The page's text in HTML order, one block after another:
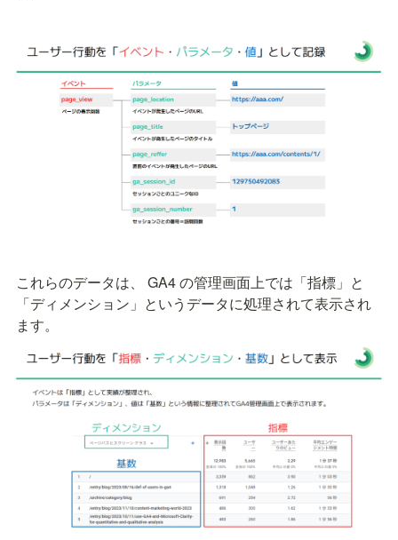
これらのデータは、 GA4 の管理画面上では「指標」と
「ディメンション」というデータに処理されて表示され
ます。